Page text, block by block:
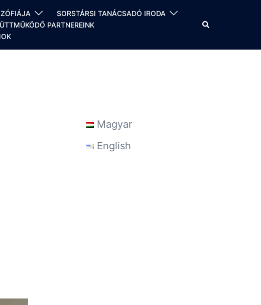
SORSTÁRSI TANÁCSADÓ IRODA
PARTNEREINK
Search
Magyar
English